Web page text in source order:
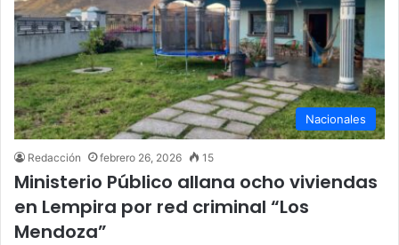
Nacionales
Redacción febrero 26, 2026 15
Ministerio Público allana ocho viviendas
en Lempira por red criminal “Los
Mendoza”